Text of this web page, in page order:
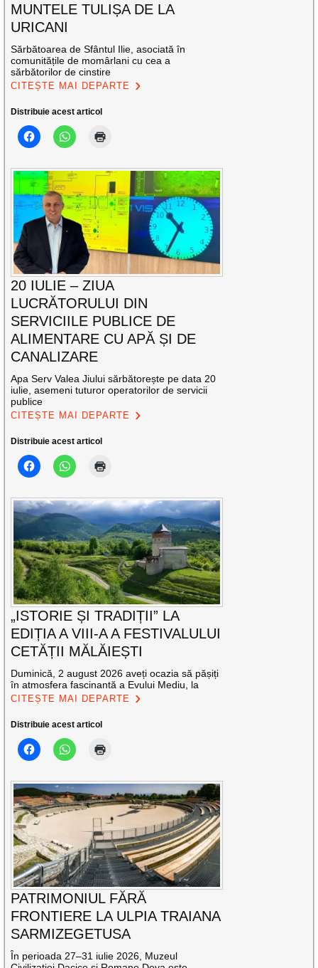
MUNTELE TULIȘA DE LA
URICANI
Sărbătoarea de Sfântul Ilie, asociată în
comunitățile de momârlani cu cea a
sărbătorilor de cinstire
CITEȘTE MAI DEPARTE
Distribuie acest articol
20 IULIE – ZIUA
LUCRĂTORULUI DIN
SERVICIILE PUBLICE DE
ALIMENTARE CU APĂ ȘI DE
CANALIZARE
Apa Serv Valea Jiului sărbătorește pe data 20
iulie, asemeni tuturor operatorilor de servicii
publice
CITEȘTE MAI DEPARTE
Distribuie acest articol
„ISTORIE ȘI TRADIȚII” LA
EDIȚIA A VIII-A A FESTIVALULUI
CETĂȚII MĂLĂIEȘTI
Duminică, 2 august 2026 aveți ocazia să pășiți
în atmosfera fascinantă a Evului Mediu, la
CITEȘTE MAI DEPARTE
Distribuie acest articol
PATRIMONIUL FĂRĂ
FRONTIERE LA ULPIA TRAIANA
SARMIZEGETUSA
În perioada 27–31 iulie 2026, Muzeul